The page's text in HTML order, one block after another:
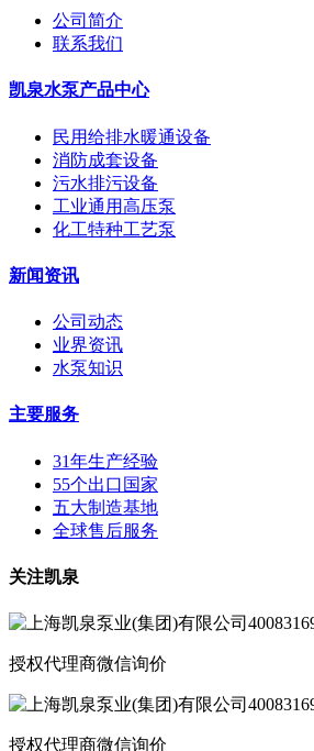
公司简介
联系我们
凯泉水泵产品中心
民用给排水暖通设备
消防成套设备
污水排污设备
工业通用高压泵
化工特种工艺泵
新闻资讯
公司动态
业界资讯
水泵知识
主要服务
31年生产经验
55个出口国家
五大制造基地
全球售后服务
关注凯泉
授权代理商微信询价
授权代理商微信询价